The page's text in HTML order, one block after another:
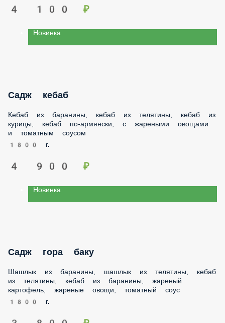
4 100 ₽
Новинка
Садж кебаб
Кебаб из баранины, кебаб из телятины, кебаб из курицы,
кебаб по-армянски, с жареными овощами и томатным
соусом
1800 г.
4 900 ₽
Новинка
Садж гора баку
Шашлык из баранины, шашлык из телятины, кебаб из
телятины, кебаб из баранины, жареный картофель,
жареные овощи, томатный соус
1800 г.